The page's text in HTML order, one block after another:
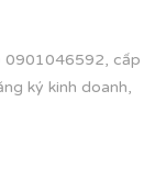
0901046592, cấp
ký kinh doanh,